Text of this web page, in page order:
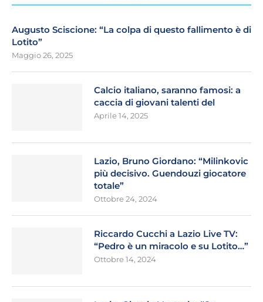
Augusto Sciscione: “La colpa di questo fallimento è di
Lotito”
Maggio 26, 2025
Calcio italiano, saranno famosi: a
caccia di giovani talenti del
Aprile 14, 2025
Lazio, Bruno Giordano: “Milinkovic
più decisivo. Guendouzi giocatore
totale”
Ottobre 24, 2024
Riccardo Cucchi a Lazio Live TV:
“Pedro è un miracolo e su Lotito…”
Ottobre 14, 2024